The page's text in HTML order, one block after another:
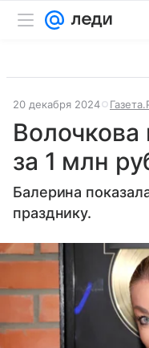
20 декабря 2024
Волочкова
за 1 млн
Балерина
празднику.